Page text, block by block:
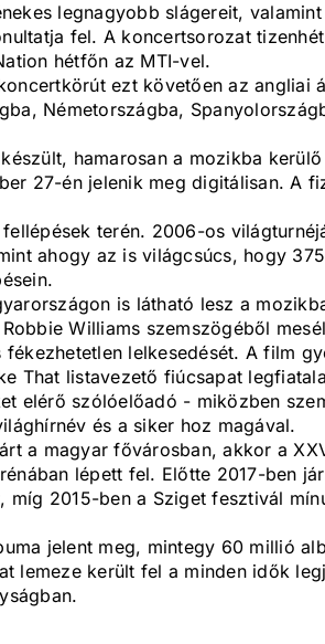
legnagyobb slágereit,
fel. A koncertsorozat
hétfőn az MTI-vel.
ezt követően az angliai
Németországba,
hamarosan a mozikba
27-én jelenik meg digitálisan. A
terén. 2006-os
ahogy az is világcsúcs, hogy
is látható lesz a
Williams szemszögéből
lelkesedését. A film
That listavezető fiúcsapat
elérő szólóelőadó - miközben
és a siker hoz magával.
a magyar fővárosban, akkor a
lépett fel. Előtte 2017-ben
2015-ben a Sziget fesztivál
jelent meg, mintegy 60 millió
lemeze került fel a minden idők